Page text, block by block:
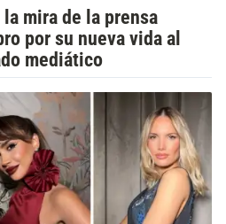
mira de la prensa
por su nueva vida al
mediático